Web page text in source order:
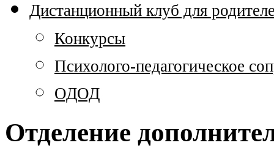
Дистанционный клуб для
Конкурсы
Психолого-педагогическое
ОДОД
Отделение